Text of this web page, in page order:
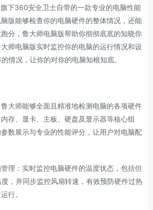
360安全卫士自带的一款专业的电脑性能
版能够检查你的电脑硬件的整体情况，还能
分，鲁大师电脑版帮助你彻彻底底的知晓你
师电脑版实时监控你的电脑的运行情况和设
情况，让你的对你的电脑知根知底。
师能够全面且精准地检测电脑的各项硬件
存、显卡、主板、硬盘及显示器等核心组
数展示与专业的性能评分，让用户对电脑配
：实时监控电脑硬件的温度状态，包括但
，并同步监控风扇转速，有效预防硬件过热
行。